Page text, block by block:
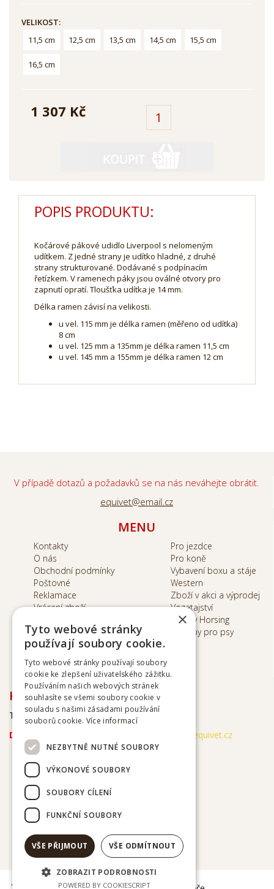
VELIKOST:
11,5 cm
12,5 cm 13,5 cm 14,5 cm 15,5 cm
16,5 cm
1 307 Kč
POPIS PRODUKTU:
Kočárové pákové udidlo Liverpool s nelomeným
udítkem. Z jedné strany je udítko hladné, z druhé
strany strukturované. Dodávané s podpínacím
řetízkem. V ramenech páky jsou oválné otvory pro
zapnutí opratí. Tloušťka udítka je 14 mm.
Délka ramen závisí na velikosti.
u vel. 115 mm je délka ramen (měřeno od udítka)
8 cm
u vel. 125 mm a 135mm je délka ramen 11,5 cm
u vel. 145 mm a 155mm je délka ramen 12 cm
V případě dotazů a požadavků se na nás neváhejte obrátit.
equivet@email.cz
MENU
Kontakty
O nás
Obchodní podmínky
Poštovné
Reklamace
Vrácení zboží
Ochrana ososbních
údajů
Pro jezdce
Pro koně
Vybavení boxu a stáje
Western
Zboží v akci a výprodej
Vozatajství
Hobby Horsing
Potřeby pro psy
KONTAKTY
Tel. kontakt+420774099909
Doporučujem kontakt e-mailem
obchod@equivet.cz
×
Tyto webové stránky
používají soubory cookie.
Tyto webové stránky používají soubory
cookie ke zlepšení uživatelského zážitku.
Používáním našich webových stránek
souhlasíte se všemi soubory cookie v
souladu s našimi zásadami používání
souborů cookie. Více informací
NEZBYTNĚ NUTNÉ SOUBORY
VÝKONOVÉ SOUBORY
SOUBORY CÍLENÍ
FUNKČNÍ SOUBORY
VŠE PŘIJMOUT VŠE ODMÍTNOUT
ZOBRAZIT PODROBNOSTI
POWERED BY COOKIESCRIPT